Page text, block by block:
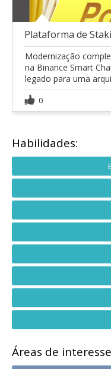
Modernização
na Binance Smart
legado para uma
0
Habilidades:
Áreas de